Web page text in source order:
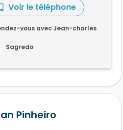
Voir le téléphone
vous avec Jean-charles
Sagredo
Pinheiro